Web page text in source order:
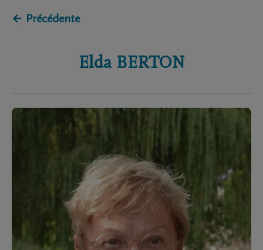
← Précédente
Elda BERTON